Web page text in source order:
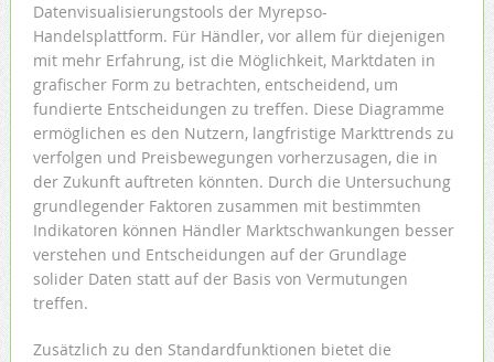
Datenvisualisierungstools der Myrepso-
Handelsplattform. Für Händler, vor allem für diejenigen
mit mehr Erfahrung, ist die Möglichkeit, Marktdaten in
grafischer Form zu betrachten, entscheidend, um
fundierte Entscheidungen zu treffen. Diese Diagramme
ermöglichen es den Nutzern, langfristige Markttrends zu
verfolgen und Preisbewegungen vorherzusagen, die in
der Zukunft auftreten könnten. Durch die Untersuchung
grundlegender Faktoren zusammen mit bestimmten
Indikatoren können Händler Marktschwankungen besser
verstehen und Entscheidungen auf der Grundlage
solider Daten statt auf der Basis von Vermutungen
treffen.
Zusätzlich zu den Standardfunktionen bietet die